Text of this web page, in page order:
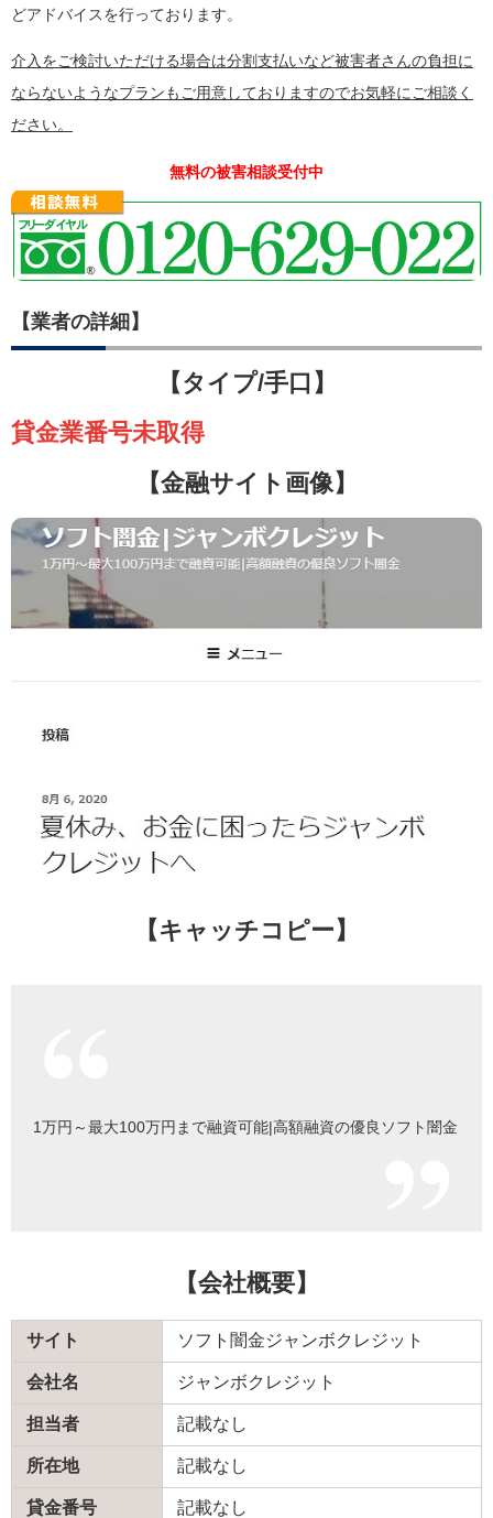
どアドバイスを行っております。
介入をご検討いただける場合は分割支払いなど被害者さんの負担に
ならないようなプランもご用意しておりますのでお気軽にご相談く
ださい。
無料の被害相談受付中
【業者の詳細】
【タイプ/手口】
貸金業番号未取得
【金融サイト画像】
【キャッチコピー】
1万円～最大100万円まで融資可能|高額融資の優良ソフト闇金
【会社概要】
サイト ソフト闇金ジャンボクレジット
会社名 ジャンボクレジット
担当者 記載なし
所在地 記載なし
貸金番号 記載なし